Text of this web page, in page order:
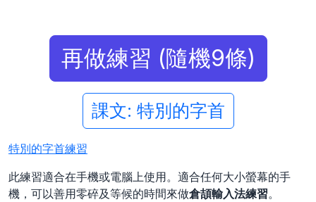
再做練習 (隨機9條)
課文: 特別的字首
特別的字首練習
此練習適合在手機或電腦上使用。適合任何大小螢幕的手
機，可以善用零碎及等候的時間來做倉頡輸入法練習。